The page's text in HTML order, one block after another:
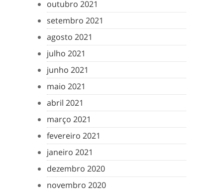
outubro 2021
setembro 2021
agosto 2021
julho 2021
junho 2021
maio 2021
abril 2021
março 2021
fevereiro 2021
janeiro 2021
dezembro 2020
novembro 2020